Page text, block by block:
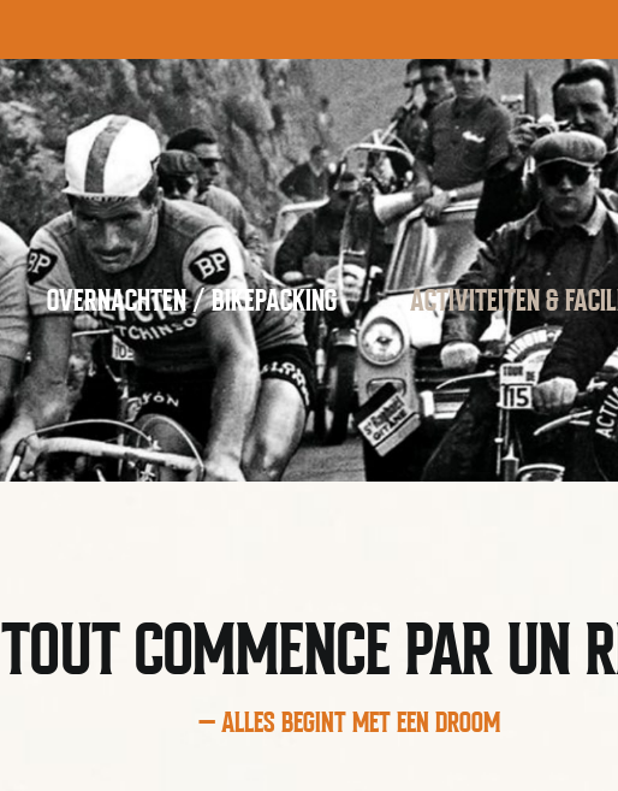
OVERNACHTEN / BIKEPACKING ACTIVITEITEN &
TOUT COMMENCE PAR UN
− ALLES BEGINT MET EEN DROOM